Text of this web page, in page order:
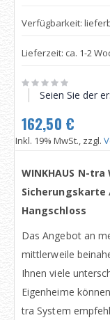
Verfügbarkeit:
Lieferzeit: ca. 1-2
Seien Sie der
162,50 €
Inkl. 19% MwSt., zzgl.
WINKHAUS N-
Sicherungskarte
Hangschloss
Das Angebot an
mittlerweile
Ihnen viele
Eigenheime
tra System